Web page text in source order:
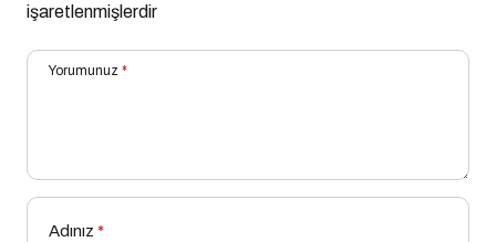
işaretlenmişlerdir
Yorumunuz *
Adınız *